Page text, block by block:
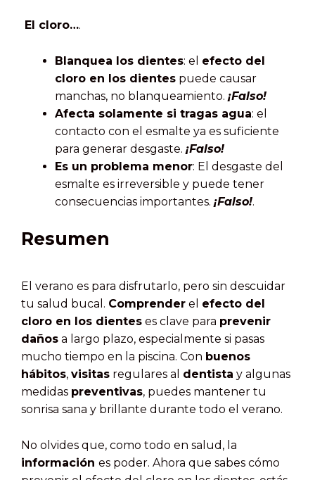
El cloro….
Blanquea los dientes: el efecto del
cloro en los dientes puede causar
manchas, no blanqueamiento. ¡Falso!
Afecta solamente si tragas agua: el
contacto con el esmalte ya es suficiente
para generar desgaste. ¡Falso!
Es un problema menor: El desgaste del
esmalte es irreversible y puede tener
consecuencias importantes. ¡Falso!.
Resumen
El verano es para disfrutarlo, pero sin descuidar
tu salud bucal. Comprender el efecto del
cloro en los dientes es clave para prevenir
daños a largo plazo, especialmente si pasas
mucho tiempo en la piscina. Con buenos
hábitos, visitas regulares al dentista y algunas
medidas preventivas, puedes mantener tu
sonrisa sana y brillante durante todo el verano.
No olvides que, como todo en salud, la
información es poder. Ahora que sabes cómo